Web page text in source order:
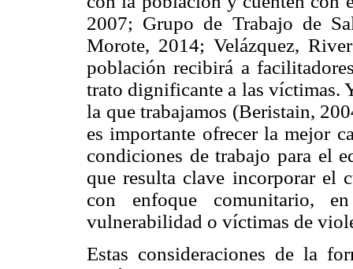
2007; Grupo de Trabajo de
Morote, 2014; Velázquez,
población recibirá a
trato dignificante a las víctimas.
la que trabajamos (Beristain,
es importante ofrecer la mejor
condiciones de trabajo para el
que resulta clave incorporar el
con enfoque comunitario,
vulnerabilidad o víctimas de
Estas consideraciones de la